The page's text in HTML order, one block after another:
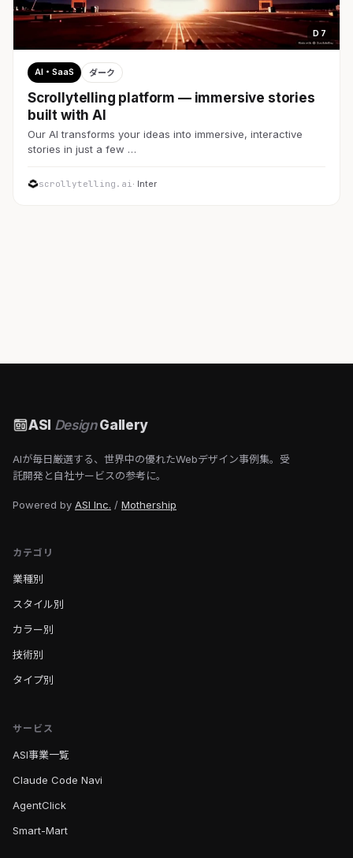
D 7
AI・SaaS ダーク
Scrollytelling platform — immersive stories
built with AI
Our AI transforms your ideas into immersive, interactive
stories in just a few …
scrollytelling.ai· Inter
ASI DesignGallery
AIが毎日厳選する、世界中の優れたWebデザイン事例集。受
託開発と自社サービスの参考に。
Powered by ASI Inc. / Mothership
カテゴリ
業種別
スタイル別
カラー別
技術別
タイプ別
サービス
ASI事業一覧
Claude Code Navi
AgentClick
Smart-Mart